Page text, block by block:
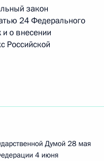
закон
24 Федерального
о внесении
Российской
Думой 28 мая
4 июня